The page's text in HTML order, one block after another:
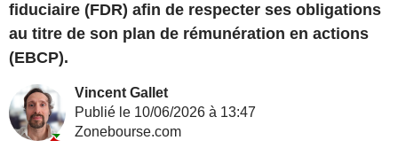
fiduciaire (FDR) afin de respecter ses obligations
au titre de son plan de rémunération en actions
(EBCP).
Vincent Gallet
Publié le 10/06/2026 à 13:47
Zonebourse.com